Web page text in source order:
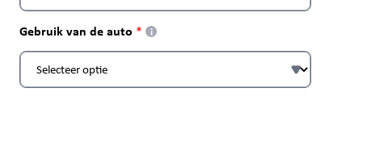
Gebruik van de auto i